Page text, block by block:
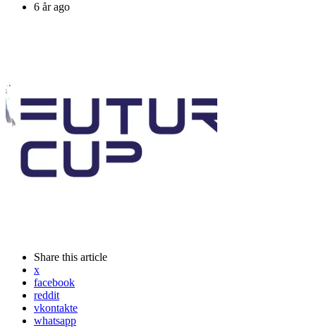
6 år ago
Share this article
x
facebook
reddit
vkontakte
whatsapp